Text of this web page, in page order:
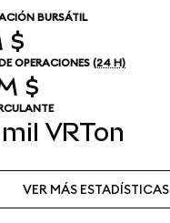
BURSÁTIL
$
OPERACIONES (24 H)
$
VRTon
VER MÁS ESTADÍSTICAS